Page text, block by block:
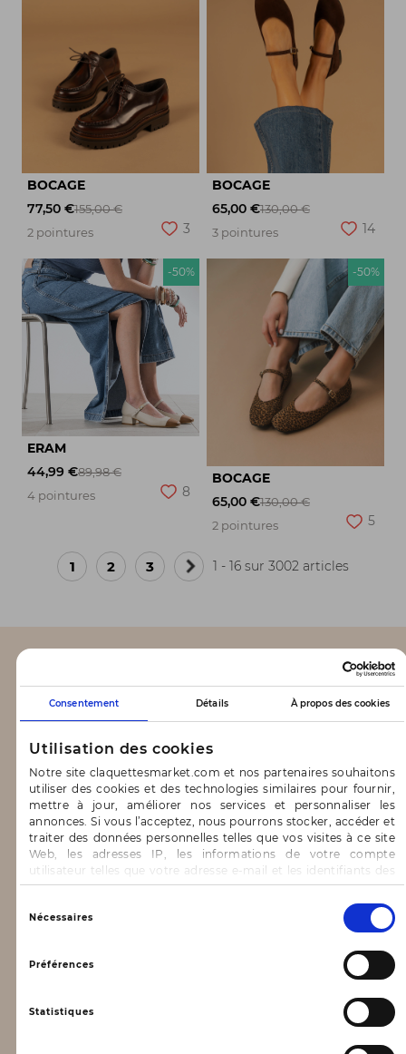
Consentement Détails À propos des cookies
Utilisation des cookies
Notre site claquettesmarket.com et nos partenaires souhaitons
utiliser des cookies et des technologies similaires pour fournir,
mettre à jour, améliorer nos services et personnaliser les
annonces. Si vous l’acceptez, nous pourrons stocker, accéder et
traiter des données personnelles telles que vos visites à ce site
Web, les adresses IP, les informations de votre compte
utilisateur telles que votre adresse e-mail et les identifiants des
cookies.
Vous avez le choix d’« Accepter » pour consentir à ces
utilisations, de « Refuser » pour vous y opposer ou
de sélectionner vos préférences concernant chaque catégorie
de cookie en cliquant sur « Valider la sélection » pour valider vos
options. Vous pouvez à tout moment modifier vos préférences
Nécessaires
Préférences
Statistiques
BOCAGE
77,50 €155,00 €
2 pointures
3
BOCAGE
65,00 €130,00 €
3 pointures
14
-50%
ERAM
44,99 €89,98 €
4 pointures
8
-50%
BOCAGE
65,00 €130,00 €
2 pointures
5
1 2 3
Page
1 - 16 sur 3002 articles
CLAQUETTES MARKET
Blog
CONTACT & AIDE
FAQ
Nous contacter
INFORMATIONS
Mentions légales
Données personnelles, vie privée